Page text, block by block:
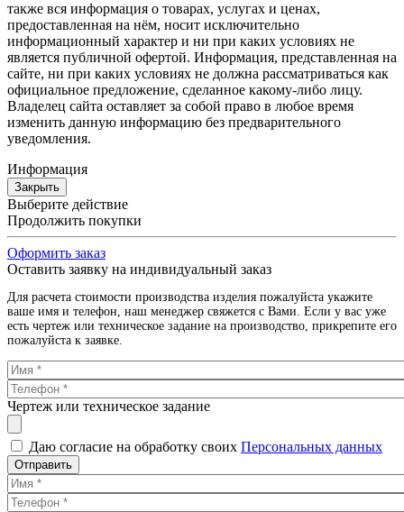
также вся информация о товарах, услугах и ценах,
предоставленная на нём, носит исключительно
информационный характер и ни при каких условиях не
является публичной офертой. Информация, представленная на
сайте, ни при каких условиях не должна рассматриваться как
официальное предложение, сделанное какому-либо лицу.
Владелец сайта оставляет за собой право в любое время
изменить данную информацию без предварительного
уведомления.
Информация
Закрыть
Выберите действие
Продолжить покупки
Оформить заказ
Оставить заявку на индивидуальный заказ
Для расчета стоимости производства изделия пожалуйста укажите
ваше имя и телефон, наш менеджер свяжется с Вами. Если у вас уже
есть чертеж или техническое задание на производство, прикрепите его
пожалуйста к заявке.
Чертеж или техническое задание
Даю согласие на обработку своих Персональных данных
Отправить